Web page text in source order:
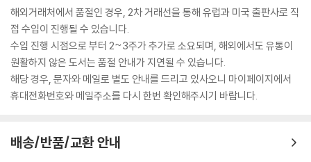
해외거래처에서 품절인 경우, 2차 거래선을 통해 유럽과 미국 출판사로 직
접 수입이 진행될 수 있습니다.
수입 진행 시점으로 부터 2~3주가 추가로 소요되며, 해외에서도 유통이
원활하지 않은 도서는 품절 안내가 지연될 수 있습니다.
해당 경우, 문자와 메일로 별도 안내를 드리고 있사오니 마이페이지에서
휴대전화번호와 메일주소를 다시 한번 확인해주시기 바랍니다.
배송/반품/교환 안내